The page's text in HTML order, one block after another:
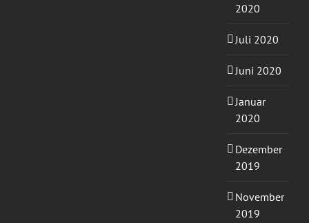
2020
Juli 2020
Juni 2020
Januar
2020
Dezember
2019
November
2019